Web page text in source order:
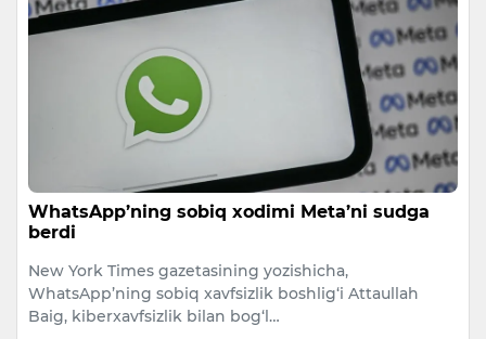
WhatsApp’ning sobiq xodimi Meta’ni sudga
berdi
New York Times gazetasining yozishicha,
WhatsApp’ning sobiq xavfsizlik boshlig‘i Attaullah
Baig, kiberxavfsizlik bilan bog‘l…